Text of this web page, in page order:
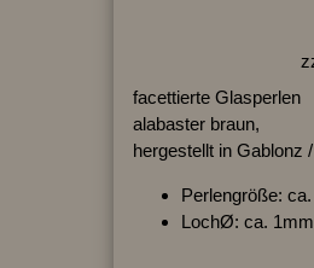
facettierte Glasperlen
alabaster braun,
hergestellt in Gablonz
Perlengröße:
LochØ: ca. 1mm